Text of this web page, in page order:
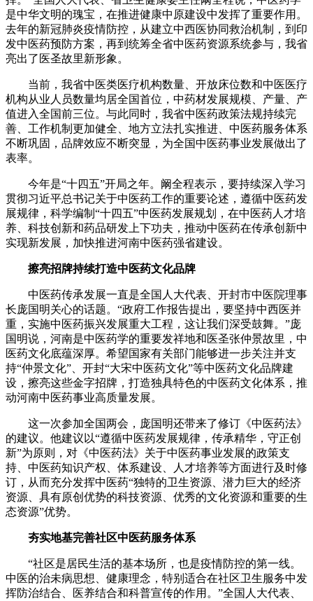
是中华文明的瑰宝，在推进健康中原建设中发挥了重要作用。
去年的新冠肺炎疫情防控，从建立中西医协同救治机制，到印
发中医药预防方案，再到统筹全省中医药资源系统参与，我省
亮出了医圣故里新形象。
当前，我省中医类医疗机构数量、开放床位数和中医医疗
机构从业人员数量均居全国首位，中药材发展规模、产量、产
值进入全国前三位。与此同时，我省中医药政策法规持续完
善、工作机制更加健全、地方立法扎实推进、中医药服务体系
不断巩固，品牌效应不断突显，为全国中医药事业发展做出了
表率。
今年是“十四五”开局之年。阚全程表示，要持续深入学习
贯彻习近平总书记关于中医药工作的重要论述，遵循中医药发
展规律，科学编制“十四五”中医药发展规划，在中医药人才培
养、科技创新和药品研发上下功夫，推动中医药在传承创新中
实现新发展，加快推进河南中医药强省建设。
擦亮招牌持续打造中医药文化品牌
中医药传承发展一直是全国人大代表、开封市中医院理事
长庞国明关心的话题。“政府工作报告提出，要坚持中西医并
重，实施中医药振兴发展重大工程，这让我们深受鼓舞。”庞
国明说，河南是中医药学的重要发祥地和医圣张仲景故里，中
医药文化底蕴深厚。希望国家有关部门能够进一步关注并支
持“仲景文化”、开封“大宋中医药文化”等中医药文化品牌建
设，擦亮这些金字招牌，打造独具特色的中医药文化体系，推
动河南中医药事业高质量发展。
这一次参加全国两会，庞国明还带来了修订《中医药法》
的建议。他建议以“遵循中医药发展规律，传承精华，守正创
新”为原则，对《中医药法》关于中医药事业发展的政策支
持、中医药知识产权、体系建设、人才培养等方面进行及时修
订，从而充分发挥中医药“独特的卫生资源、潜力巨大的经济
资源、具有原创优势的科技资源、优秀的文化资源和重要的生
态资源”优势。
夯实地基完善社区中医药服务体系
“社区是居民生活的基本场所，也是疫情防控的第一线。
中医的治未病思想、健康理念，特别适合在社区卫生服务中发
挥防治结合、医养结合和科普宣传的作用。”全国人大代表、